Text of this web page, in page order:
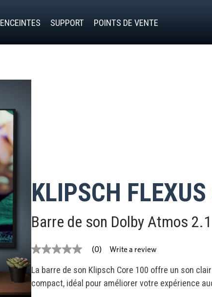
ENCEINTES SUPPORT POINTS DE VENTE
KLIPSCH
Barre de son Dolby Atmos
No
value
Same
page
link.
(0) Write a review
La barre de son Klipsch Core 100 offre un son
compact, idéal pour améliorer votre expérience